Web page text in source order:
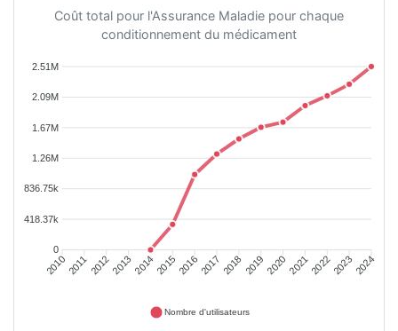
Coût total pour l'Assurance Maladie pour chaque
conditionnement du médicament
2.51M
2.09M
1.67M
1.26M
836.75k
418.37k
0
20102011201220132014201520162017 2018 201920202021202220232024
Nombre d'utilisateurs